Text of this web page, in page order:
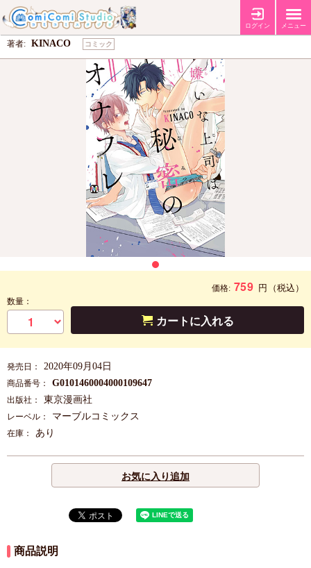
ログイン メニュー
嫌いな上司は秘密のオナフレ
著者: KINACO コミック
価格: 759 円 （税込）
数量：
カートに入れる
発売日： 2020年09月04日
商品番号： G0101460004000109647
出版社： 東京漫画社
レーベル： マーブルコミックス
在庫： あり
お気に入り追加
商品説明